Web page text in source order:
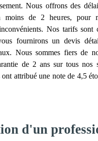
Nous offrons des
moins de 2 heures, pour
Nos tarifs sont
fournirons un devis
Nous sommes fiers de
de 2 ans sur tous nos
ont attribué une note de 4,5
d'un